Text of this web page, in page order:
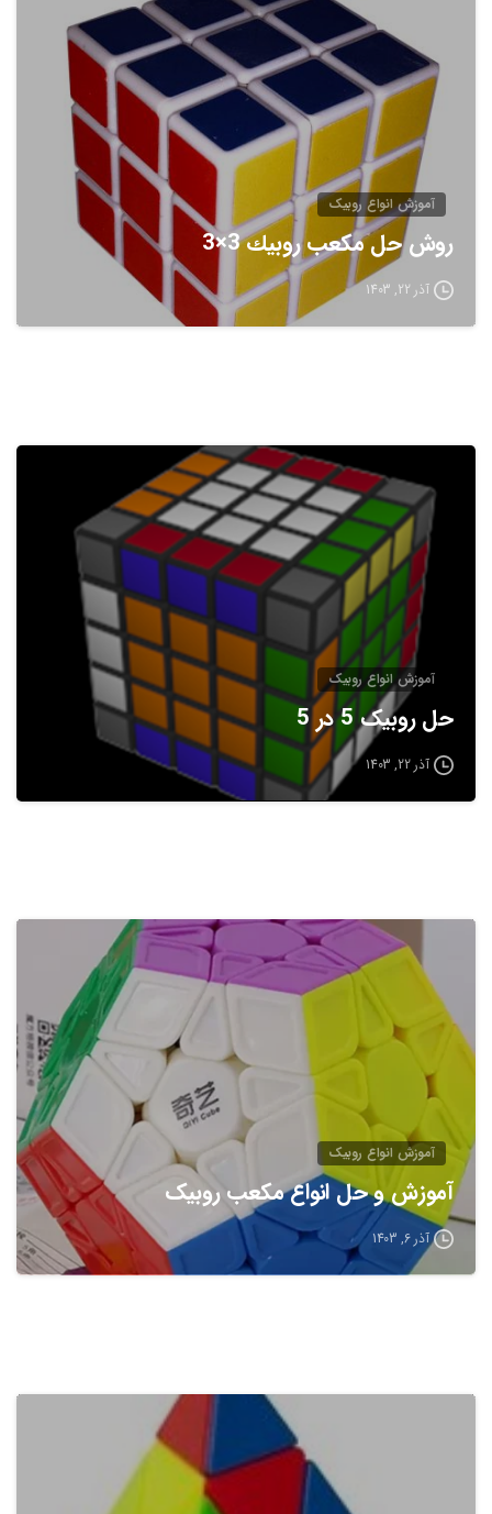
آموزش انواع روبيک
روش حل مكعب روبيك 3×3
آذر 22, 1403
آموزش انواع روبيک
حل روبیک 5 در 5
آذر 22, 1403
آموزش انواع روبيک
آموزش و حل انواع مکعب روبیک
آذر 6, 1403